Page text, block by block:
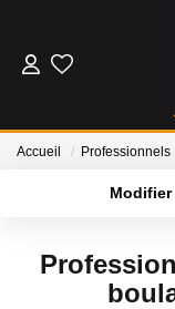
Accueil Professionnels
Sélectionnez...
Type de bien